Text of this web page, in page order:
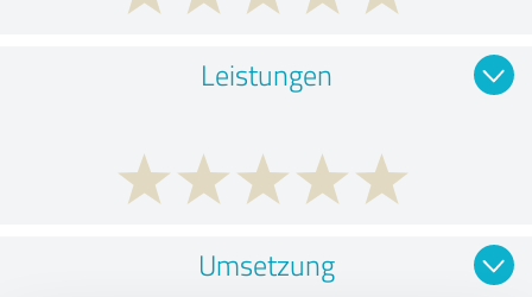
Leistungen
Umsetzung